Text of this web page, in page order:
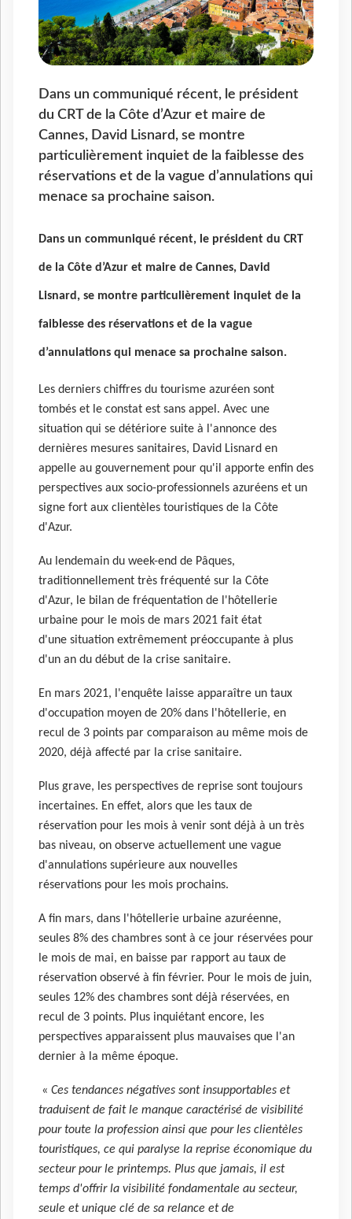
Dans un communiqué récent, le président
du CRT de la Côte d’Azur et maire de
Cannes, David Lisnard, se montre
particulièrement inquiet de la faiblesse des
réservations et de la vague d’annulations qui
menace sa prochaine saison.
Dans un communiqué récent, le président du CRT
de la Côte d’Azur et maire de Cannes, David
Lisnard, se montre particulièrement inquiet de la
faiblesse des réservations et de la vague
d’annulations qui menace sa prochaine saison.
Les derniers chiffres du tourisme azuréen sont
tombés et le constat est sans appel. Avec une
situation qui se détériore suite à l'annonce des
dernières mesures sanitaires, David Lisnard en
appelle au gouvernement pour qu'il apporte enfin des
perspectives aux socio-professionnels azuréens et un
signe fort aux clientèles touristiques de la Côte
d'Azur.
Au lendemain du week-end de Pâques,
traditionnellement très fréquenté sur la Côte
d'Azur, le bilan de fréquentation de l'hôtellerie
urbaine pour le mois de mars 2021 fait état
d'une situation extrêmement préoccupante à plus
d'un an du début de la crise sanitaire.
En mars 2021, l'enquête laisse apparaître un taux
d'occupation moyen de 20% dans l'hôtellerie, en
recul de 3 points par comparaison au même mois de
2020, déjà affecté par la crise sanitaire.
Plus grave, les perspectives de reprise sont toujours
incertaines. En effet, alors que les taux de
réservation pour les mois à venir sont déjà à un très
bas niveau, on observe actuellement une vague
d'annulations supérieure aux nouvelles
réservations pour les mois prochains.
A fin mars, dans l'hôtellerie urbaine azuréenne,
seules 8% des chambres sont à ce jour réservées pour
le mois de mai, en baisse par rapport au taux de
réservation observé à fin février. Pour le mois de juin,
seules 12% des chambres sont déjà réservées, en
recul de 3 points. Plus inquiétant encore, les
perspectives apparaissent plus mauvaises que l'an
dernier à la même époque.
« Ces tendances négatives sont insupportables et
traduisent de fait le manque caractérisé de visibilité
pour toute la profession ainsi que pour les clientèles
touristiques, ce qui paralyse la reprise économique du
secteur pour le printemps. Plus que jamais, il est
temps d'offrir la visibilité fondamentale au secteur,
seule et unique clé de sa relance et de